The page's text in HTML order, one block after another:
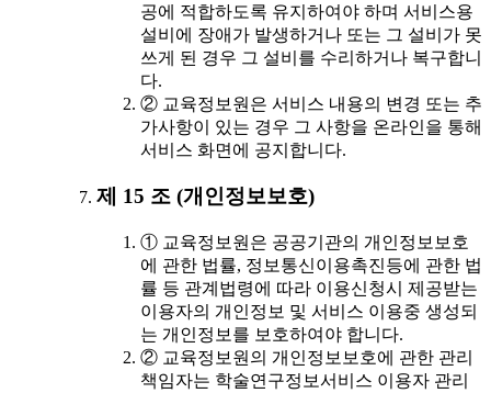
공에 적합하도록 유지하여야 하며 서비스용
설비에 장애가 발생하거나 또는 그 설비가 못
쓰게 된 경우 그 설비를 수리하거나 복구합니
다.
② 교육정보원은 서비스 내용의 변경 또는 추
가사항이 있는 경우 그 사항을 온라인을 통해
서비스 화면에 공지합니다.
제 15 조 (개인정보보호)
① 교육정보원은 공공기관의 개인정보보호
에 관한 법률, 정보통신이용촉진등에 관한 법
률 등 관계법령에 따라 이용신청시 제공받는
이용자의 개인정보 및 서비스 이용중 생성되
는 개인정보를 보호하여야 합니다.
② 교육정보원의 개인정보보호에 관한 관리
책임자는 학술연구정보서비스 이용자 관리